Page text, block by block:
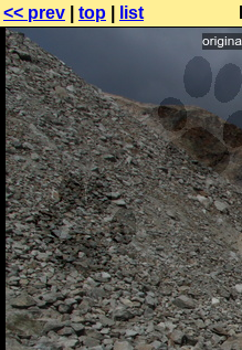
<< prev top list